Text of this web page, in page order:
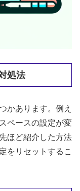
処法
かあります。例え
ペースの設定が変
ほど紹介した方法
をリセットするこ